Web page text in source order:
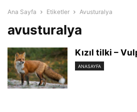
Ana Sayfa Etiketler Avusturalya
avusturalya
Kızıl tilki –
ANASAYFA